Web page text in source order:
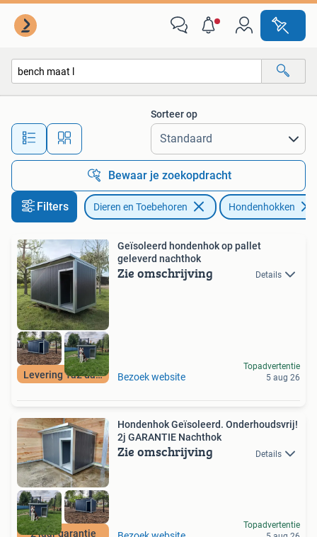
Alle afstanden…
Sorteer op
Bewaar je zoekopdracht
Filters Dieren en Toebehoren Hondenhokken
Levering 1a2 dagen
Geïsoleerd hondenhok op pallet
geleverd nachthok
Zie omschrijving Details
Bezoek website
Topadvertentie
5 aug 26
2 jaar garantie
Hondenhok Geïsoleerd. Onderhoudsvrij!
2j GARANTIE Nachthok
Zie omschrijving Details
Topadvertentie